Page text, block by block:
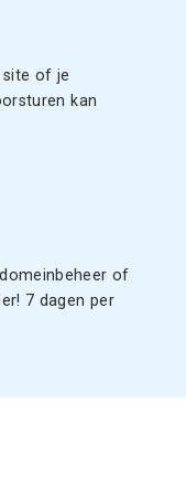
site of je
kan
of
7 dagen per